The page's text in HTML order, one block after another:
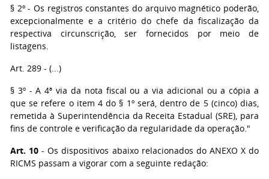
§ 2º - Os registros constantes do arquivo magnético poderão,
excepcionalmente e a critério do chefe da fiscalização da
respectiva circunscrição, ser fornecidos por meio de
listagens.
Art. 289 - (...)
§ 3º - A 4ª via da nota fiscal ou a via adicional ou a cópia a
que se refere o item 4 do § 1º será, dentro de 5 (cinco) dias,
remetida à Superintendência da Receita Estadual (SRE), para
fins de controle e verificação da regularidade da operação."
Art. 10 - Os dispositivos abaixo relacionados do ANEXO X do
RICMS passam a vigorar com a seguinte redação: